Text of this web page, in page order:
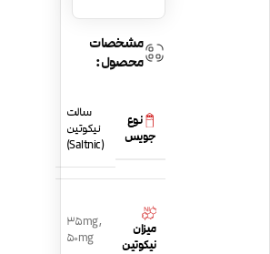
مشخصات
محصول:
نوع
جویس
سالت
نیکوتین
(Saltnic)
میزان
نیکوتین
35mg,
50mg